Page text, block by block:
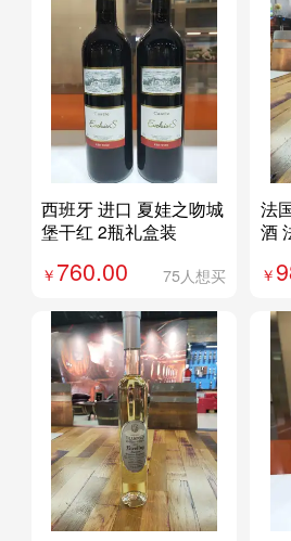
西班牙 进口 夏娃之吻城
堡干红 2瓶礼盒装
760.00 75人想买
法
酒